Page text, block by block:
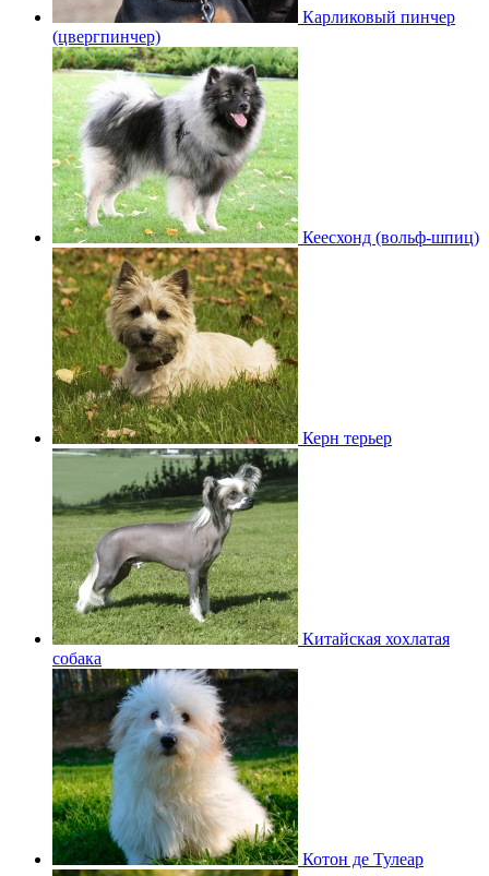
Карликовый пинчер
(цвергпинчер)
Кеесхонд (вольф-шпиц)
Керн терьер
Китайская хохлатая
собака
Котон де Тулеар